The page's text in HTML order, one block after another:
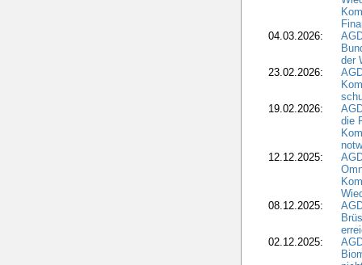
04.03.2026:
der
23.02.2026:
19.02.2026:
die
12.12.2025:
08.12.2025:
02.12.2025: